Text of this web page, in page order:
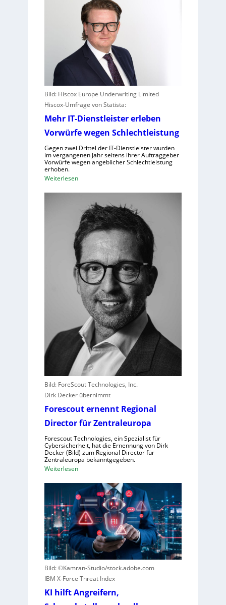
Bild: Hiscox Europe Underwriting Limited
Hiscox-Umfrage von Statista:
Mehr IT-Dienstleister erleben
Vorwürfe wegen Schlechtleistung
Gegen zwei Drittel der IT-Dienstleister wurden
im vergangenen Jahr seitens ihrer Auftraggeber
Vorwürfe wegen angeblicher Schlechtleistung
erhoben.
Weiterlesen:
r
I
T
D
i
e
n
l
e
s
e
r
e
r
b
e
n
o
r
w
ü
r
f
e
w
e
g
e
Bild: ForeScout Technologies, Inc.
Dirk Decker übernimmt
Forescout ernennt Regional
Director für Zentraleuropa
Forescout Technologies, ein Spezialist für
Cybersicherheit, hat die Ernennung von Dirk
Decker (Bild) zum Regional Director für
Zentraleuropa bekanntgegeben.
Weiterlesen:
o
r
e
s
c
o
u
n
Bild: ©Kamran-Studio/stock.adobe.com
IBM X-Force Threat Index
KI hilft Angreifern,